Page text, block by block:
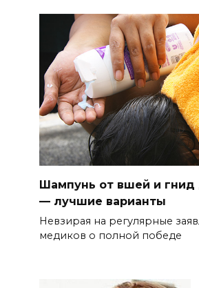
Шампунь от вшей и гнид
— лучшие варианты
Невзирая на регулярные
медиков о полной победе